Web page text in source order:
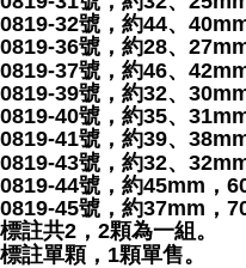
0819-32號，約44、
0819-36號，約28、
0819-37號，約46、
0819-39號，約32、
0819-40號，約35、
0819-41號，約39、
0819-43號，約32、
0819-44號，約45mm，
0819-45號，約37mm，
標註共2，2顆為一組。
標註單顆，1顆單售。